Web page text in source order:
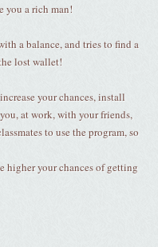
you a rich man!
a balance, and tries to find a
lost wallet!
your chances, install
at work, with your friends,
to use the program, so
higher your chances of getting